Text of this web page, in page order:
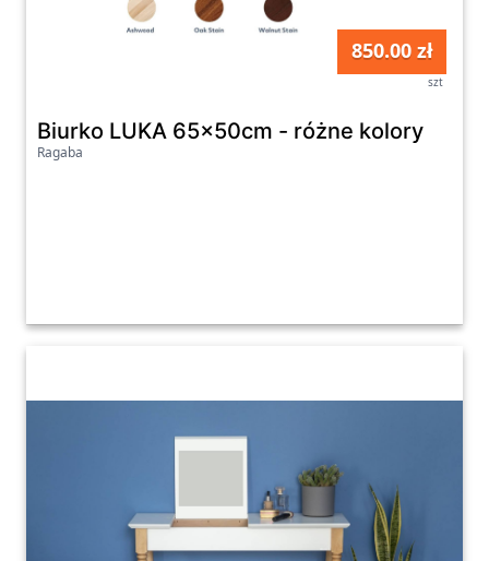
850.00 zł
szt
Biurko LUKA 65x50cm - różne kolory
Ragaba